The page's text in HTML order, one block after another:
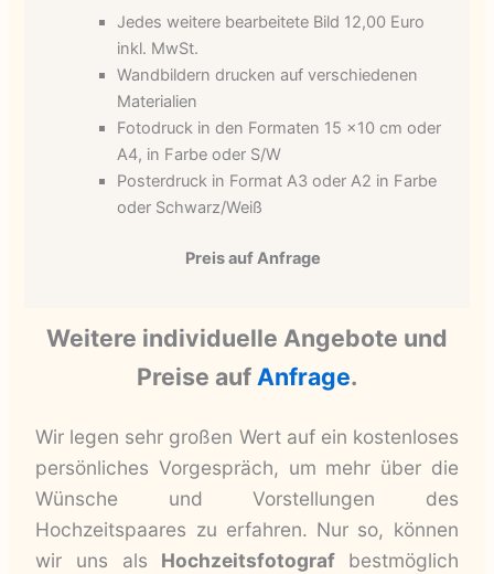
Jedes weitere bearbeitete Bild 12,00 Euro
inkl. MwSt.
Wandbildern drucken auf verschiedenen
Materialien
Fotodruck in den Formaten 15 x10 cm oder
A4, in Farbe oder S/W
Posterdruck in Format A3 oder A2 in Farbe
oder Schwarz/Weiß
Preis auf Anfrage
Weitere individuelle Angebote und
Preise auf Anfrage.
Wir legen sehr großen Wert auf ein kostenloses
persönliches Vorgespräch, um mehr über die
Wünsche und Vorstellungen des
Hochzeitspaares zu erfahren. Nur so, können
wir uns als Hochzeitsfotograf bestmöglich